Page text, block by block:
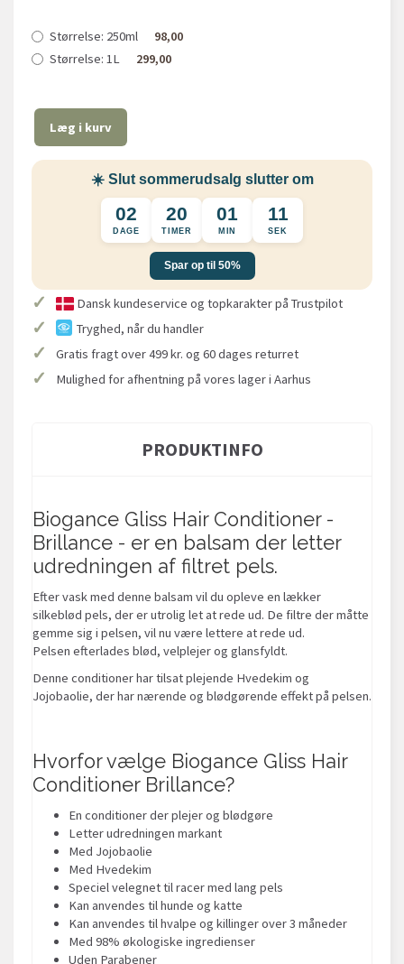
Størrelse: 250ml
98,00
Størrelse: 1L 299,00
Læg i kurv
☀️ Slut sommerudsalg slutter om
02
DAGE
20
TIMER
01
MIN
11
SEK
Spar op til 50%
✓ Dansk kundeservice og topkarakter på Trustpilot
✓ Tryghed, når du handler
✓ Gratis fragt over 499 kr. og 60 dages returret
✓ Mulighed for afhentning på vores lager i Aarhus
PRODUKTINFO
Biogance Gliss Hair Conditioner -
Brillance - er en balsam der letter
udredningen af filtret pels.
Efter vask med denne balsam vil du opleve en lækker
silkeblød pels, der er utrolig let at rede ud. De filtre der måtte
gemme sig i pelsen, vil nu være lettere at rede ud.
Pelsen efterlades blød, velplejer og glansfyldt.
Denne conditioner har tilsat plejende Hvedekim og
Jojobaolie, der har nærende og blødgørende effekt på pelsen.
Hvorfor vælge Biogance Gliss Hair
Conditioner Brillance?
En conditioner der plejer og blødgøre
Letter udredningen markant
Med Jojobaolie
Med Hvedekim
Speciel velegnet til racer med lang pels
Kan anvendes til hunde og katte
Kan anvendes til hvalpe og killinger over 3 måneder
Med 98% økologiske ingredienser
Uden Parabener